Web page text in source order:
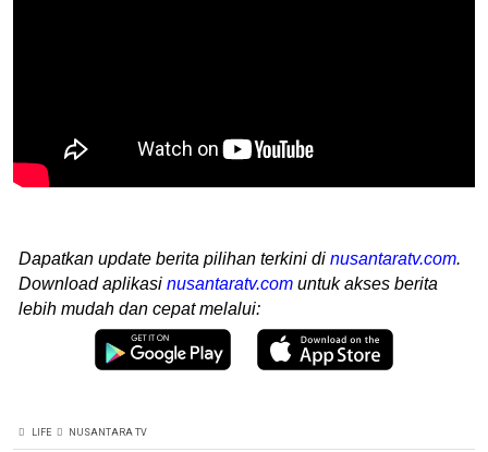
Dapatkan update berita pilihan terkini di nusantaratv.com.
Download aplikasi nusantaratv.com untuk akses berita
lebih mudah dan cepat melalui:
LIFE NUSANTARA TV